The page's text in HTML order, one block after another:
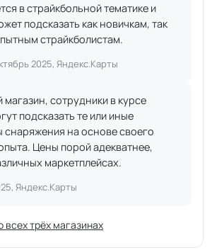
в страйкбольной тематике и
подсказать как новичкам, так
страйкболистам.
2025, Яндекс.Карты
магазин, сотрудники в курсе
подсказать те или иные
снаряжения на основе своего
Цены порой адекватнее,
маркетплейсах.
Яндекс.Карты
всех трёх магазинах